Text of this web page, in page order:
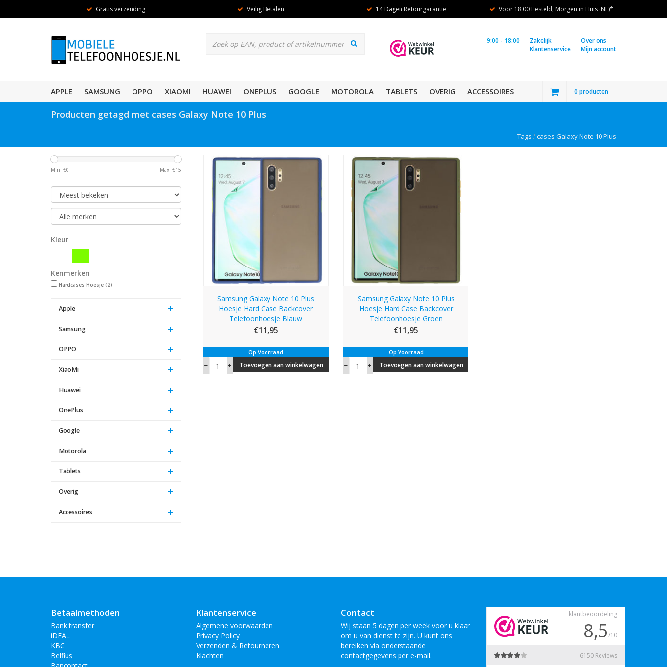
Gratis verzending Veilig Betalen 14 Dagen Retourgarantie Voor 18:00 Besteld, Morgen in Huis (NL)*
Over ons
Mijn account
Zakelijk
Klantenservice
9:00 - 18:00
APPLE SAMSUNG OPPO XIAOMI HUAWEI ONEPLUS GOOGLE MOTOROLA TABLETS OVERIG ACCESSOIRES 0 producten
Producten getagd met cases Galaxy Note 10 Plus
Tags /cases Galaxy Note 10 Plus
Min: €0 Max: €15
Kleur
Kenmerken
Hardcases Hoesje (2)
Apple
Samsung
OPPO
XiaoMi
Huawei
OnePlus
Google
Motorola
Tablets
Overig
Accessoires
Samsung Galaxy Note 10 Plus
Hoesje Hard Case Backcover
Telefoonhoesje Blauw
€11,95
Op Voorraad
Toevoegen aan winkelwagen
Samsung Galaxy Note 10 Plus
Hoesje Hard Case Backcover
Telefoonhoesje Groen
€11,95
Op Voorraad
Toevoegen aan winkelwagen
Betaalmethoden
Bank transfer
iDEAL
KBC
Belfius
Bancontact
Klantenservice
Algemene voorwaarden
Privacy Policy
Verzenden & Retourneren
Klachten
Contact
Wij staan 5 dagen per week voor u klaar
om u van dienst te zijn. U kunt ons
bereiken via onderstaande
contactgegevens per e-mail.